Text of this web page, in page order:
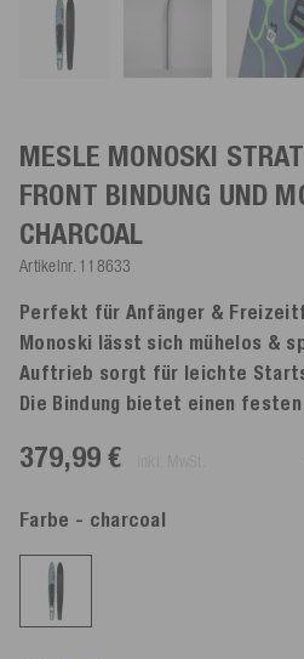
MESLE MONOSKI
FRONT BINDUNG UND
CHARCOAL
Artikelnr. 118633
Perfekt für Anfänger &
Monoski lässt sich mühelos &
Auftrieb sorgt für leichte
Die Bindung bietet einen
379,99 €
Farbe - charcoal